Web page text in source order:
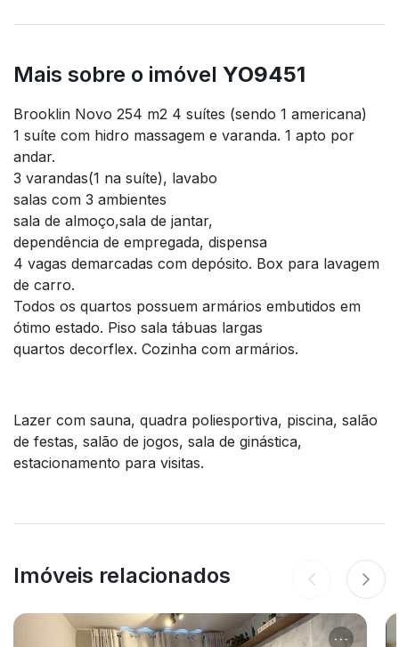
Mais sobre o imóvel YO9451
Brooklin Novo 254 m2 4 suítes (sendo 1 americana)
1 suíte com hidro massagem e varanda. 1 apto por
andar.
3 varandas(1 na suíte), lavabo
salas com 3 ambientes
sala de almoço,sala de jantar,
dependência de empregada, dispensa
4 vagas demarcadas com depósito. Box para lavagem
de carro.
Todos os quartos possuem armários embutidos em
ótimo estado. Piso sala tábuas largas
quartos decorflex. Cozinha com armários.
Lazer com sauna, quadra poliesportiva, piscina, salão
de festas, salão de jogos, sala de ginástica,
estacionamento para visitas.
Imóveis relacionados